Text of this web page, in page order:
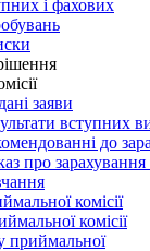
і фахових
заяви
вступних
до
про зарахування
комісії
комісії
приймальної